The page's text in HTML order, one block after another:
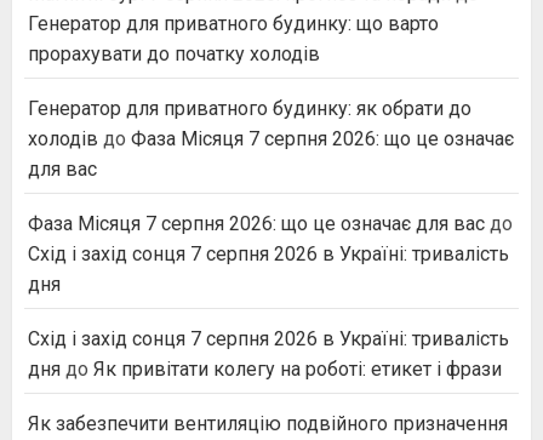
Генератор для приватного будинку: що варто
прорахувати до початку холодів
Генератор для приватного будинку: як обрати до
холодів до Фаза Місяця 7 серпня 2026: що це означає
для вас
Фаза Місяця 7 серпня 2026: що це означає для вас до
Схід і захід сонця 7 серпня 2026 в Україні: тривалість
дня
Схід і захід сонця 7 серпня 2026 в Україні: тривалість
дня до Як привітати колегу на роботі: етикет і фрази
Як забезпечити вентиляцію подвійного призначення